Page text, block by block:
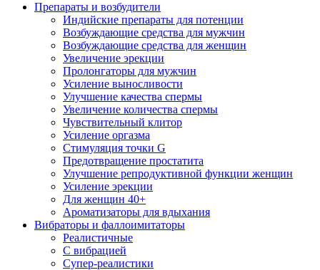
Препараты и возбудители
Индийские препараты для потенции
Возбуждающие средства для мужчин
Возбуждающие средства для женщин
Увеличение эрекции
Пролонгаторы для мужчин
Усиление выносливости
Улучшение качества спермы
Увеличение количества спермы
Чувствительный клитор
Усиление оргазма
Стимуляция точки G
Предотвращение простатита
Улучшение репродуктивной функции женщин
Усиление эрекции
Для женщин 40+
Ароматизаторы для вдыхания
Вибраторы и фаллоимитаторы
Реалистичные
С вибрацией
Супер-реалистики